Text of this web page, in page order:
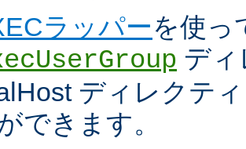
ラッパーを使っ
デ
ディレクテ
できます。